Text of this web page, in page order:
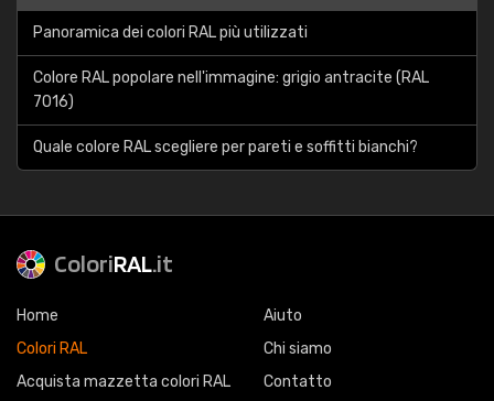
Panoramica dei colori RAL più utilizzati
Colore RAL popolare nell'immagine: grigio antracite (RAL
7016)
Quale colore RAL scegliere per pareti e soffitti bianchi?
ColoriRAL.it
Home
Colori RAL
Acquista mazzetta colori RAL
Aiuto
Chi siamo
Contatto